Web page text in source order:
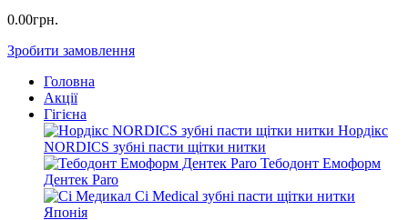
0.00грн.
Зробити замовлення
Головна
Акції
Гігієна
Нордікс
NORDICS зубні пасти щітки нитки
Тебодонт Емоформ
Дентек Paro